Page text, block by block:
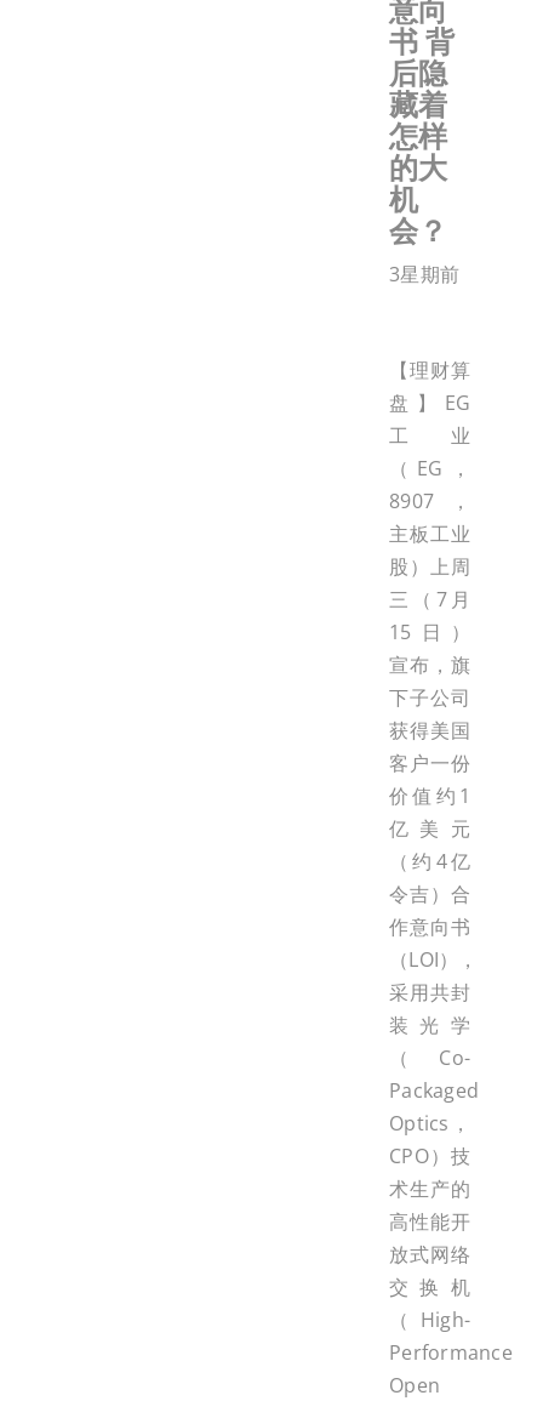
意向
书 背
后隐
藏着
怎样
的大
机
会？
3星期前
【理财算
盘】EG
工业
（EG，
8907，
主板工业
股）上周
三（7月
15日）
宣布，旗
下子公司
获得美国
客户一份
价值约1
亿美元
（约4亿
令吉）合
作意向书
（LOI），
采用共封
装光学
（Co-
Packaged
Optics，
CPO）技
术生产的
高性能开
放式网络
交换机
（High-
Performance
Open